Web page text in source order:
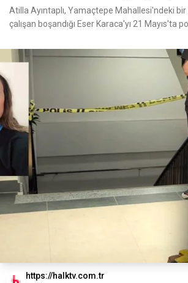
Atilla Ayıntaplı, Yamaçtepe Mahallesi'ndeki
çalışan boşandığı Eser Karaca'yı 21 Mayıs'ta
https://halktv.com.tr